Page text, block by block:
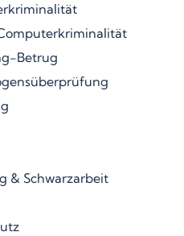
Betrug
& Schwarzarbeit